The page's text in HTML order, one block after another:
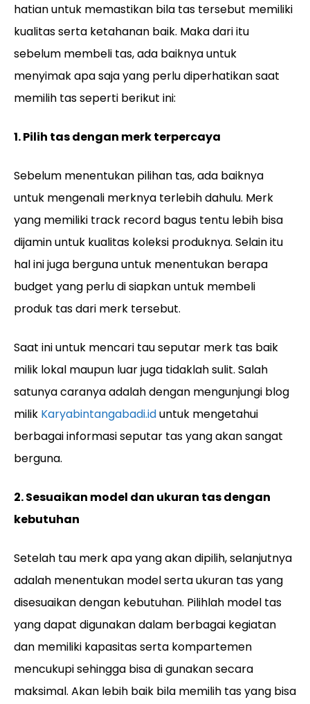
hatian untuk memastikan bila tas tersebut memiliki
kualitas serta ketahanan baik. Maka dari itu
sebelum membeli tas, ada baiknya untuk
menyimak apa saja yang perlu diperhatikan saat
memilih tas seperti berikut ini:
1. Pilih tas dengan merk terpercaya
Sebelum menentukan pilihan tas, ada baiknya
untuk mengenali merknya terlebih dahulu. Merk
yang memiliki track record bagus tentu lebih bisa
dijamin untuk kualitas koleksi produknya. Selain itu
hal ini juga berguna untuk menentukan berapa
budget yang perlu di siapkan untuk membeli
produk tas dari merk tersebut.
Saat ini untuk mencari tau seputar merk tas baik
milik lokal maupun luar juga tidaklah sulit. Salah
satunya caranya adalah dengan mengunjungi blog
milik Karyabintangabadi.iduntuk mengetahui
berbagai informasi seputar tas yang akan sangat
berguna.
2. Sesuaikan model dan ukuran tas dengan
kebutuhan
Setelah tau merk apa yang akan dipilih, selanjutnya
adalah menentukan model serta ukuran tas yang
disesuaikan dengan kebutuhan. Pilihlah model tas
yang dapat digunakan dalam berbagai kegiatan
dan memiliki kapasitas serta kompartemen
mencukupi sehingga bisa di gunakan secara
maksimal. Akan lebih baik bila memilih tas yang bisa